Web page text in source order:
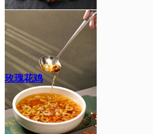
玫瑰花鸡